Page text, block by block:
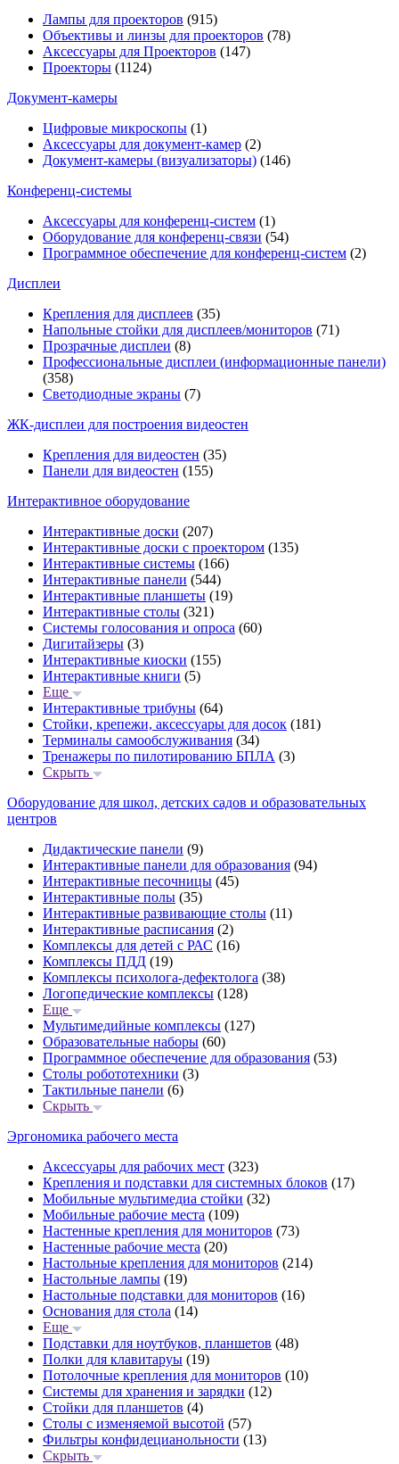
Лампы для проекторов (915)
Объективы и линзы для проекторов (78)
Аксессуары для Проекторов (147)
Проекторы (1124)
Документ-камеры
Цифровые микроскопы (1)
Аксессуары для документ-камер (2)
Документ-камеры (визуализаторы) (146)
Конференц-системы
Аксессуары для конференц-систем (1)
Оборудование для конференц-связи (54)
Программное обеспечение для конференц-систем (2)
Дисплеи
Крепления для дисплеев (35)
Напольные стойки для дисплеев/мониторов (71)
Прозрачные дисплеи (8)
Профессиональные дисплеи (информационные панели)
(358)
Светодиодные экраны (7)
ЖК-дисплеи для построения видеостен
Крепления для видеостен (35)
Панели для видеостен (155)
Интерактивное оборудование
Интерактивные доски (207)
Интерактивные доски с проектором (135)
Интерактивные системы (166)
Интерактивные панели (544)
Интерактивные планшеты (19)
Интерактивные столы (321)
Системы голосования и опроса (60)
Дигитайзеры (3)
Интерактивные киоски (155)
Интерактивные книги (5)
Еще
Интерактивные трибуны (64)
Стойки, крепежи, аксессуары для досок (181)
Терминалы самообслуживания (34)
Тренажеры по пилотированию БПЛА (3)
Скрыть
Оборудование для школ, детских садов и образовательных
центров
Дидактические панели (9)
Интерактивные панели для образования (94)
Интерактивные песочницы (45)
Интерактивные полы (35)
Интерактивные развивающие столы (11)
Интерактивные расписания (2)
Комплексы для детей с РАС (16)
Комплексы ПДД (19)
Комплексы психолога-дефектолога (38)
Логопедические комплексы (128)
Еще
Мультимедийные комплексы (127)
Образовательные наборы (60)
Программное обеспечение для образования (53)
Столы робототехники (3)
Тактильные панели (6)
Скрыть
Эргономика рабочего места
Аксессуары для рабочих мест (323)
Крепления и подставки для системных блоков (17)
Мобильные мультимедиа стойки (32)
Мобильные рабочие места (109)
Настенные крепления для мониторов (73)
Настенные рабочие места (20)
Настольные крепления для мониторов (214)
Настольные лампы (19)
Настольные подставки для мониторов (16)
Основания для стола (14)
Еще
Подставки для ноутбуков, планшетов (48)
Полки для клавитаруы (19)
Потолочные крепления для мониторов (10)
Системы для хранения и зарядки (12)
Стойки для планшетов (4)
Столы с изменяемой высотой (57)
Фильтры конфидецианольности (13)
Скрыть